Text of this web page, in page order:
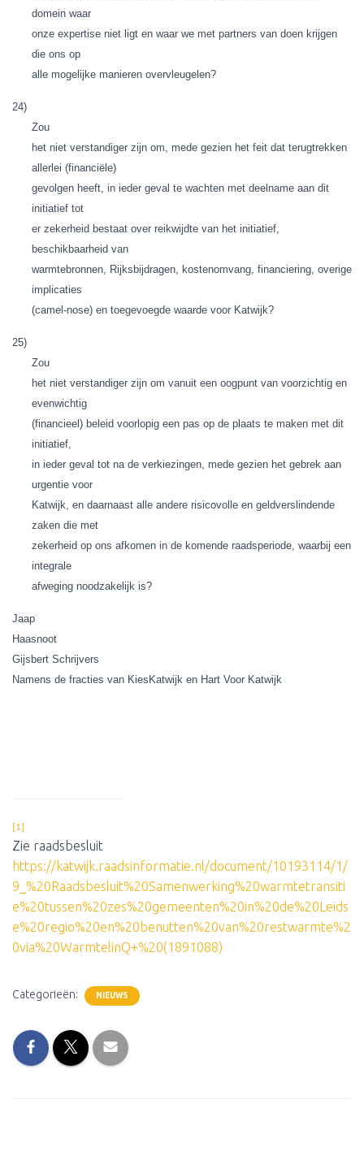
domein waar
onze expertise niet ligt en waar we met partners van doen krijgen
die ons op
alle mogelijke manieren overvleugelen?
24)
Zou
het niet verstandiger zijn om, mede gezien het feit dat terugtrekken
allerlei (financiële)
gevolgen heeft, in ieder geval te wachten met deelname aan dit
initiatief tot
er zekerheid bestaat over reikwijdte van het initiatief,
beschikbaarheid van
warmtebronnen, Rijksbijdragen, kostenomvang, financiering, overige
implicaties
(camel-nose) en toegevoegde waarde voor Katwijk?
25)
Zou
het niet verstandiger zijn om vanuit een oogpunt van voorzichtig en
evenwichtig
(financieel) beleid voorlopig een pas op de plaats te maken met dit
initiatief,
in ieder geval tot na de verkiezingen, mede gezien het gebrek aan
urgentie voor
Katwijk, en daarnaast alle andere risicovolle en geldverslindende
zaken die met
zekerheid op ons afkomen in de komende raadsperiode, waarbij een
integrale
afweging noodzakelijk is?
Jaap
Haasnoot
Gijsbert Schrijvers
Namens de fracties van KiesKatwijk en Hart Voor Katwijk
[1]
Zie raadsbesluit
https://katwijk.raadsinformatie.nl/document/10193114/1/
9_%20Raadsbesluit%20Samenwerking%20warmtetransiti
e%20tussen%20zes%20gemeenten%20in%20de%20Leids
e%20regio%20en%20benutten%20van%20restwarmte%2
0via%20WarmtelinQ+%20(1891088)
Categorieën: NIEUWS